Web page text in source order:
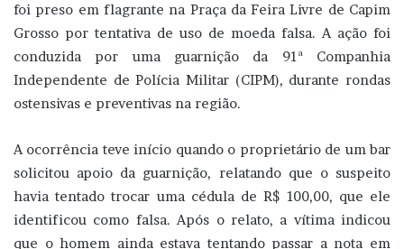
foi preso em flagrante na Praça da Feira Livre de Capim
Grosso por tentativa de uso de moeda falsa. A ação foi
conduzida por uma guarnição da 91ª Companhia
Independente de Polícia Militar (CIPM), durante rondas
ostensivas e preventivas na região.
A ocorrência teve início quando o proprietário de um bar
solicitou apoio da guarnição, relatando que o suspeito
havia tentado trocar uma cédula de R$ 100,00, que ele
identificou como falsa. Após o relato, a vítima indicou
que o homem ainda estava tentando passar a nota em